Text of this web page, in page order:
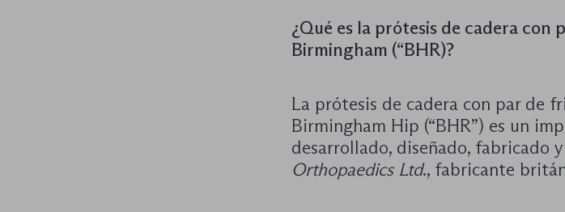
¿Qué es la prótesis de cadera
Birmingham (“BHR)?
La prótesis de cadera con par de
Birmingham Hip (“BHR”) es un
desarrollado, diseñado, fabricado
Orthopaedics Ltd., fabricante